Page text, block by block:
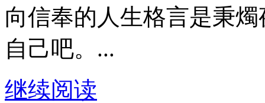
向信奉的人生格言是秉
自己吧。...
继续阅读